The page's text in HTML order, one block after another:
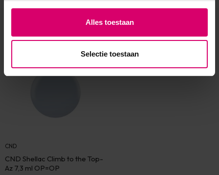
Alles toestaan
Selectie toestaan
CND
CND Shellac Climb to the Top-
Az 7,3 ml OP=OP